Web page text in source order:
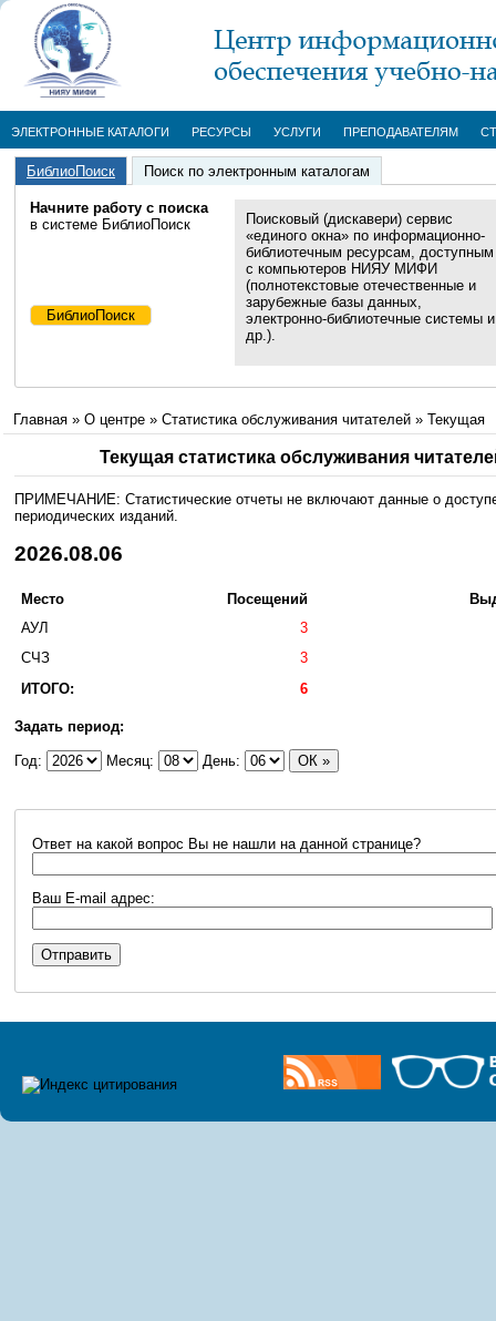
ЭЛЕКТРОННЫЕ КАТАЛОГИ РЕСУРСЫ УСЛУГИ ПРЕПОДАВАТЕЛЯМ
БиблиоПоиск Поиск по электронным каталогам
Начните работу с поиска
в системе БиблиоПоиск
Поисковый (дискавери) сервис
«единого окна» по информационно-
библиотечным ресурсам, доступным
с компьютеров НИЯУ МИФИ
(полнотекстовые отечественные и
зарубежные базы данных,
электронно-библиотечные системы и
др.).
Главная » О центре » Cтатистика обслуживания читателей » Текущая
Текущая статистика обслуживания
ПРИМЕЧАНИЕ: Статистические отчеты не включают данные о
периодических изданий.
2026.08.06
Место Посещений
АУЛ
3
СЧЗ
3
ИТОГО:
6
Задать период:
Год: Месяц: День:
Ответ на какой вопрос Вы не нашли на данной странице?
Ваш E-mail адрес: